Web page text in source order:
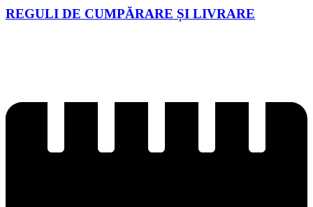
REGULI DE CUMPĂRARE ȘI LIVRARE